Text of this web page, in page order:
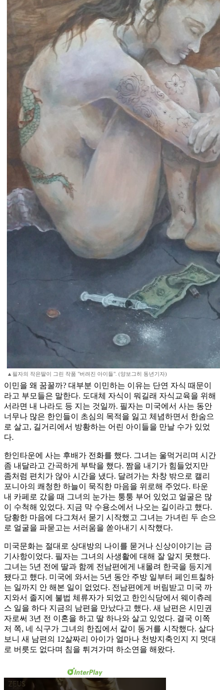
▲필자의 작은딸이 그린 작품 "버려진 아이들". (양보그히 동년기자)
이민을 왜 꿈꿀까? 대부분 이민하는 이유는 단연 자식 때문이
라고 부모들은 말한다. 도대체 자식이 뭐길래 자식교육을 위해
서라면 내 나라도 등 지는 것일까. 필자는 미국에서 사는 동안
너무나 많은 한인들이 초심의 목적을 잃고 체념하면서 한숨으
로 살고, 길거리에서 방황하는 어린 아이들을 만날 수가 있었
다.
한인타운에 사는 후배가 전화를 했다. 그녀는 울먹거리며 시간
좀 내달라고 간곡하게 부탁을 했다. 짬을 내기가 힘들었지만
좀처럼 편치가 않아 시간을 냈다. 달려가는 차창 밖으로 캘리
포니아의 쾌청한 하늘이 묵직한 마음을 위로해 주었다. 타운
내 카페로 갔을 때 그녀의 눈가는 퉁퉁 부어 있었고 얼굴은 많
이 수척해 있었다. 지금 막 수용소에서 나오는 길이라고 했다.
당황한 마음에 다그쳐서 묻기 시작했고 그녀는 가녀린 두 손으
로 얼굴을 파묻고는 서러움을 쏟아내기 시작했다.
미국문화는 절대로 상대방의 나이를 묻거나 신상이야기는 금
기사항이었다. 필자는 그녀의 사생활에 대해 잘 알지 못했다.
그녀는 5년 전에 딸과 함께 전남편에게 내몰려 한국을 등지게
됐다고 했다. 미국에 와서는 5년 동안 주방 일부터 페인트칠하
는 일까지 안 해본 일이 없었다. 전남편에게 버림받고 미국 까
지와서 졸지에 불법 체류자가 되었고 한인식당에서 웨이츄레
스 일을 하다 지금의 남편을 만났다고 했다. 새 남편은 시민권
자로써 3년 전 이혼을 하고 딸 하나와 살고 있었다. 결국 이쪽
저 쪽, 네 식구가 그녀의 한집에서 같이 동거를 시작했다. 살다
보니 새 남편의 12살짜리 아이가 얼마나 천방지축인지 지 멋대
로 버릇도 없다며 침을 튀겨가며 하소연을 해왔다.